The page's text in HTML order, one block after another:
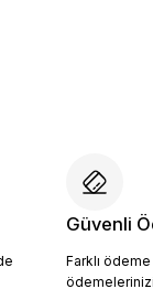
Güvenli
Farklı